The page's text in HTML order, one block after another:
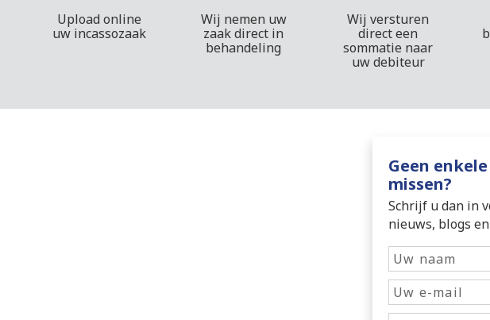
Upload online
uw incassozaak
Wij nemen uw
zaak direct in
behandeling
Wij versturen
direct een
sommatie naar
uw debiteur
Geen
missen?
Schrijf u dan in
nieuws, blogs